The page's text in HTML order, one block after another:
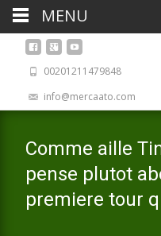
00201211479848
info@mercaato.com
Comme aille
pense plutot
premiere tour
MENU